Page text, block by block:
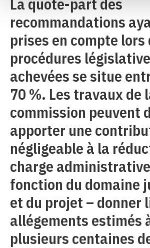
recommandations
prises en compte lors
procédures
achevées se situe
70 %. Les travaux de
commission peuvent
apporter une
négligeable à la
charge
fonction du domaine
et du projet – donner
allégements estimés
plusieurs centaines